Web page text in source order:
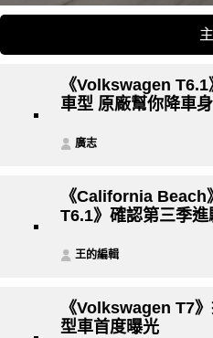
漲
《Volkswagen
車型 原廠幫你降車
廣志
《California Beach
T6.1》確認第三季
王的編輯
《Volkswagen T7
型車首度曝光